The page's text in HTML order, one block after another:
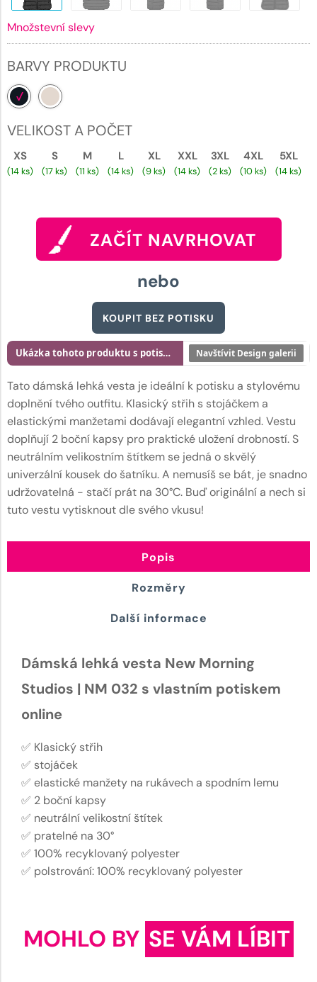
Množstevní slevy
BARVY PRODUKTU
VELIKOST A POČET
XS
(14 ks)
S
(17 ks)
M
(11 ks)
L
(14 ks)
XL
(9 ks)
XXL
(14 ks)
3XL
(2 ks)
4XL
(10 ks)
5XL
(14 ks)
ZAČÍT NAVRHOVAT
nebo
KOUPIT BEZ POTISKU
Tato dámská lehká vesta je ideální k potisku a stylovému
doplnění tvého outfitu. Klasický střih s stojáčkem a
elastickými manžetami dodávají elegantní vzhled. Vestu
doplňují 2 boční kapsy pro praktické uložení drobností. S
neutrálním velikostním štítkem se jedná o skvělý
univerzální kousek do šatníku. A nemusíš se bát, je snadno
udržovatelná - stačí prát na 30°C. Buď originální a nech si
tuto vestu vytisknout dle svého vkusu!
Ukázka tohoto produktu s potiskem Navštívit Design galerii
Popis
Rozměry
Další informace
Dámská lehká vesta New Morning
Studios | NM 032 s vlastním potiskem
online
✅ Klasický střih
✅ stojáček
✅ elastické manžety na rukávech a spodním lemu
✅ 2 boční kapsy
✅ neutrální velikostní štítek
✅ pratelné na 30°
✅ 100% recyklovaný polyester
✅ polstrování: 100% recyklovaný polyester
MOHLO BY SE VÁM LÍBIT